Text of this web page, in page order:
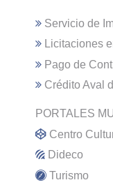
Servicio de
Licitaciones
Pago de
Crédito Aval
PORTALES
Centro
Dideco
Turismo